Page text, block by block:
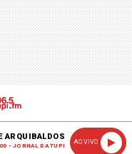
ARQUIBALDOS
- JORNAL DA TUPI
AO VIVO